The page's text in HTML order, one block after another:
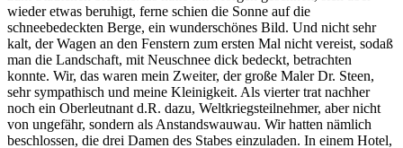
wieder etwas beruhigt, ferne schien die Sonne auf die
schneebedeckten Berge, ein wunderschönes Bild. Und nicht sehr
kalt, der Wagen an den Fenstern zum ersten Mal nicht vereist, sodaß
man die Landschaft, mit Neuschnee dick bedeckt, betrachten
konnte. Wir, das waren mein Zweiter, der große Maler Dr. Steen,
sehr sympathisch und meine Kleinigkeit. Als vierter trat nachher
noch ein Oberleutnant d.R. dazu, Weltkriegsteilnehmer, aber nicht
von ungefähr, sondern als Anstandswauwau. Wir hatten nämlich
beschlossen, die drei Damen des Stabes einzuladen. In einem Hotel,